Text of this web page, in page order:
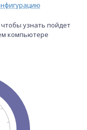
узнать пойдет
компьютере